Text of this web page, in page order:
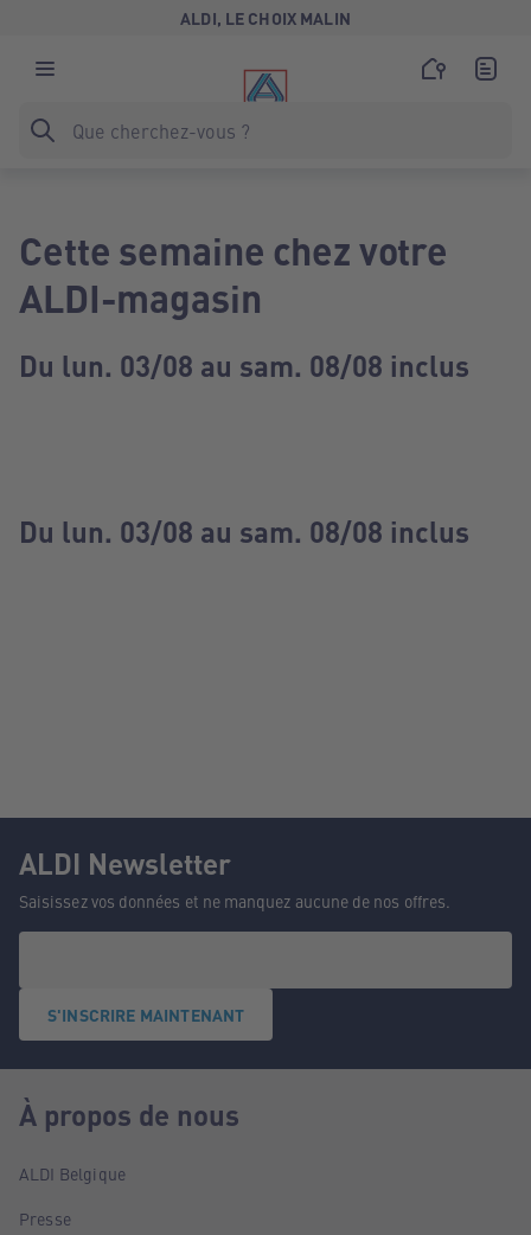
ALDI, LE CHOIX MALIN
Cette semaine chez votre
ALDI-magasin
Du lun. 03/08 au sam. 08/08 inclus
Du lun. 03/08 au sam. 08/08 inclus
ALDI Newsletter
Saisissez vos données et ne manquez aucune de nos offres.
S'INSCRIRE MAINTENANT
À propos de nous
ALDI Belgique
Presse